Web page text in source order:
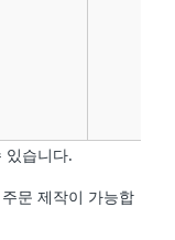
있습니다.
문 제작이 가능합